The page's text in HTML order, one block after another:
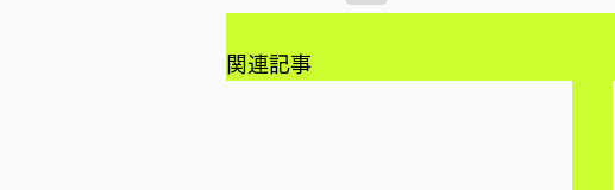
関連記事